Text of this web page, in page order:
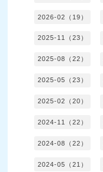
2026-02（19）
2025-11（23）
2025-08（22）
2025-05（23）
2025-02（20）
2024-11（22）
2024-08（22）
2024-05（21）